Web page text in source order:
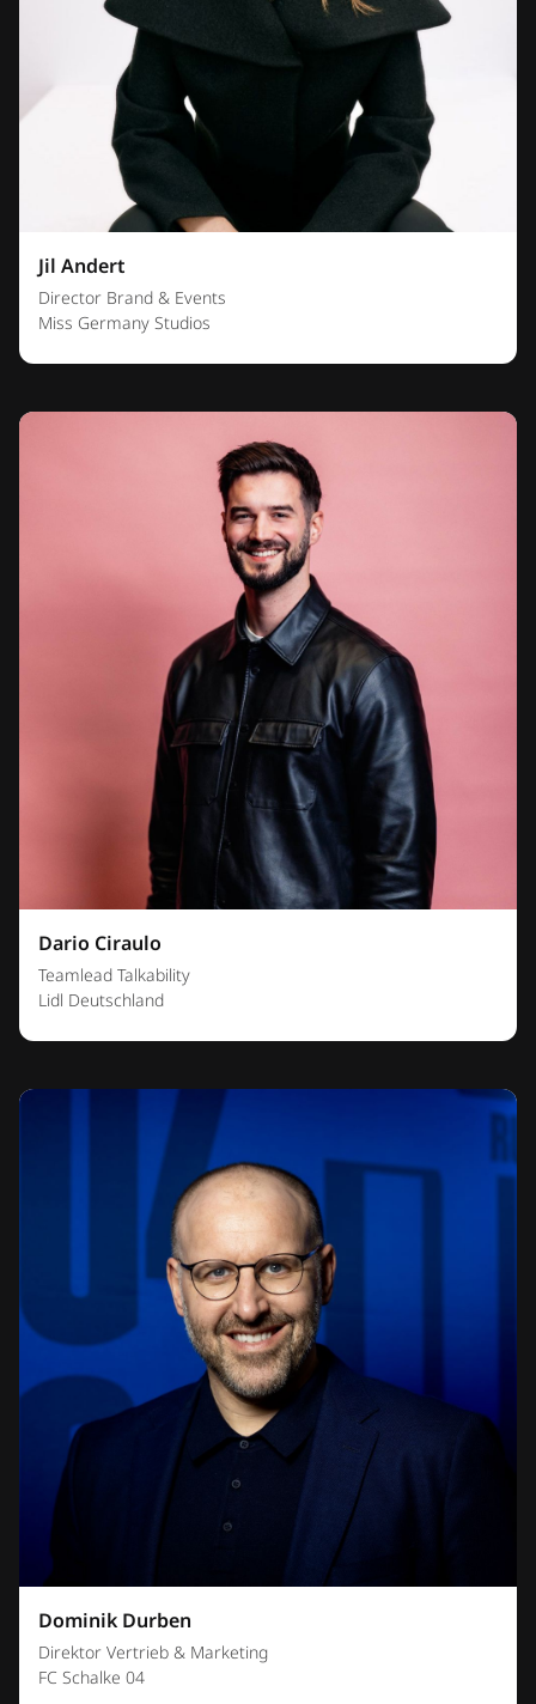
Jil Andert
Director Brand & Events
Miss Germany Studios
Dario Ciraulo
Teamlead Talkability
Lidl Deutschland
Dominik Durben
Direktor Vertrieb & Marketing
FC Schalke 04